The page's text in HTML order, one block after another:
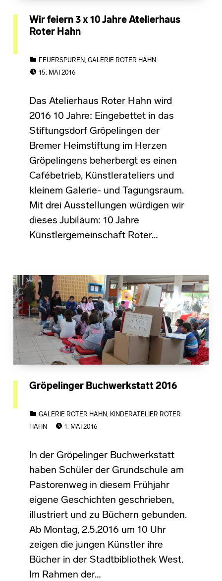
Wir feiern 3 x 10 Jahre Atelierhaus
Roter Hahn
FEUERSPUREN GALERIE ROTER HAHN
15. MAI 2016
Das Atelierhaus Roter Hahn wird
2016 10 Jahre: Eingebettet in das
Stiftungsdorf Gröpelingen der
Bremer Heimstiftung im Herzen
Gröpelingens beherbergt es einen
Cafébetrieb, Künstlerateliers und
kleinem Galerie- und Tagungsraum.
Mit drei Ausstellungen würdigen wir
dieses Jubiläum: 10 Jahre
Künstlergemeinschaft Roter…
Gröpelinger Buchwerkstatt 2016
GALERIE ROTER HAHN
KINDERATELIER ROTER
HAHN
1. MAI 2016
In der Gröpelinger Buchwerkstatt
haben Schüler der Grundschule am
Pastorenweg in diesem Frühjahr
eigene Geschichten geschrieben,
illustriert und zu Büchern gebunden.
Ab Montag, 2.5.2016 um 10 Uhr
zeigen die jungen Künstler ihre
Bücher in der Stadtbibliothek West.
Im Rahmen der…